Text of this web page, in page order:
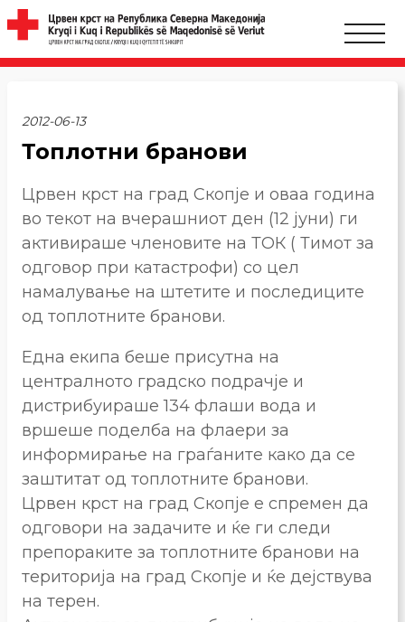
2012-06-13
Топлотни бранови
Црвен крст на град Скопје и оваа година
во текот на вчерашниот ден (12 јуни) ги
активираше членовите на ТОК ( Тимот за
одговор при катастрофи) со цел
намалување на штетите и последиците
од топлотните бранови.
Една екипа беше присутна на
централното градско подрачје и
дистрибуираше 134 флаши вода и
вршеше поделба на флаери за
информирање на граѓаните како да се
заштитат од топлотните бранови.
Црвен крст на град Скопје е спремен да
одговори на задачите и ќе ги следи
препораките за топлотните бранови на
територија на град Скопје и ќе дејствува
на терен.